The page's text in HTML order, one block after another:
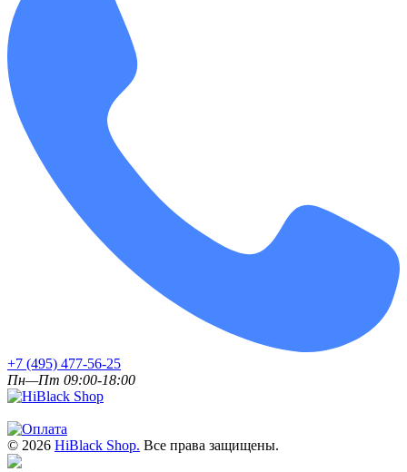
+7 (495) 477-56-25
Пн—Пт 09:00-18:00
© 2026 HiBlack Shop. Все права защищены.